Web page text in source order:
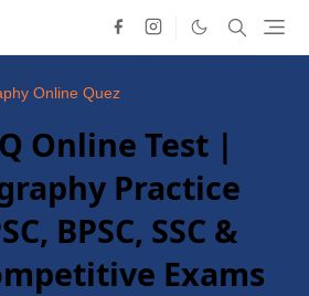
Online Quez
Online Test |
Practice
BPSC, SSC &
Exams